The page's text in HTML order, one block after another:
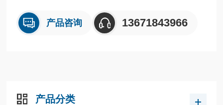
产品咨询 13671843966
产品分类